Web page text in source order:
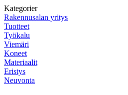
Kategorier
Rakennusalan yritys
Tuotteet
Työkalu
Viemäri
Koneet
Materiaalit
Eristys
Neuvonta